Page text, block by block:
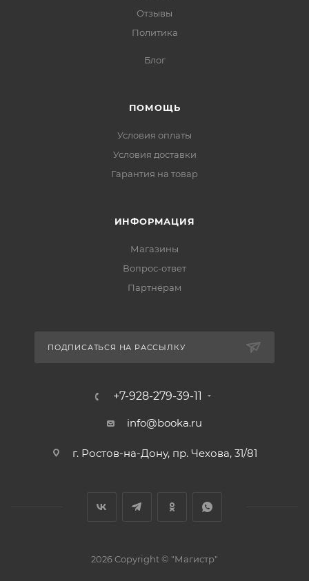
Отзывы
Политика
Блог
ПОМОЩЬ
Условия оплаты
Условия доставки
Гарантия на товар
ИНФОРМАЦИЯ
Магазины
Вопрос-ответ
Партнёрам
ПОДПИСАТЬСЯ НА РАССЫЛКУ
+7-928-279-39-11
info@booka.ru
г. Ростов-на-Дону, пр. Чехова, 31/81
2026 Copyright © "Магистр"